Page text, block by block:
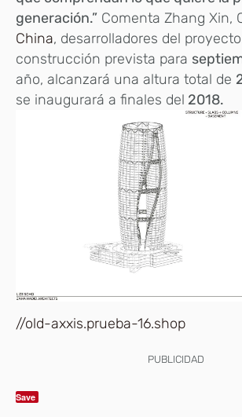
generación.” Comenta Zhang Xin,
China, desarrolladores del
construcción prevista para
año, alcanzará una altura total de
se inaugurará a finales del 2018.
//old-axxis.prueba-16.shop
PUBLICIDAD
Save